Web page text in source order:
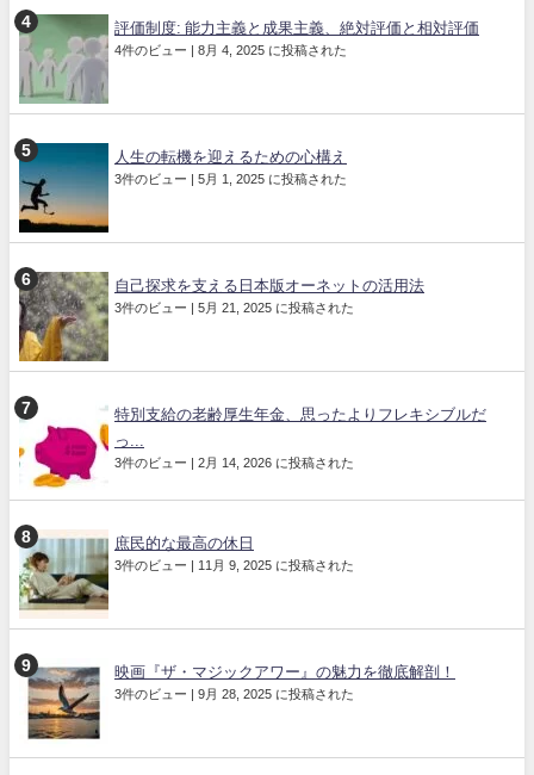
評価制度: 能力主義と成果主義、絶対評価と相対評価
4件のビュー | 8月 4, 2025 に投稿された
人生の転機を迎えるための心構え
3件のビュー | 5月 1, 2025 に投稿された
自己探求を支える日本版オーネットの活用法
3件のビュー | 5月 21, 2025 に投稿された
特別支給の老齢厚生年金、思ったよりフレキシブルだ
っ...
3件のビュー | 2月 14, 2026 に投稿された
庶民的な最高の休日
3件のビュー | 11月 9, 2025 に投稿された
映画『ザ・マジックアワー』の魅力を徹底解剖！
3件のビュー | 9月 28, 2025 に投稿された